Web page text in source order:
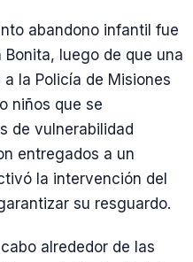
abandono infantil fue
luego de que una
la Policía de Misiones
niños que se
de vulnerabilidad
entregados a un
la intervención del
su resguardo.
alrededor de las